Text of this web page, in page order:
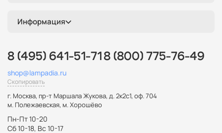
Информация
8 (495) 641-51-71 8 (800) 775-76-49
shop@lampadia.ru
Скопировать
г. Москва, пр-т Маршала Жукова, д. 2к2с1, оф. 704
м. Полежаевская, м. Хорошёво
Пн-Пт 10-20
Сб 10-18, Вс 10-17